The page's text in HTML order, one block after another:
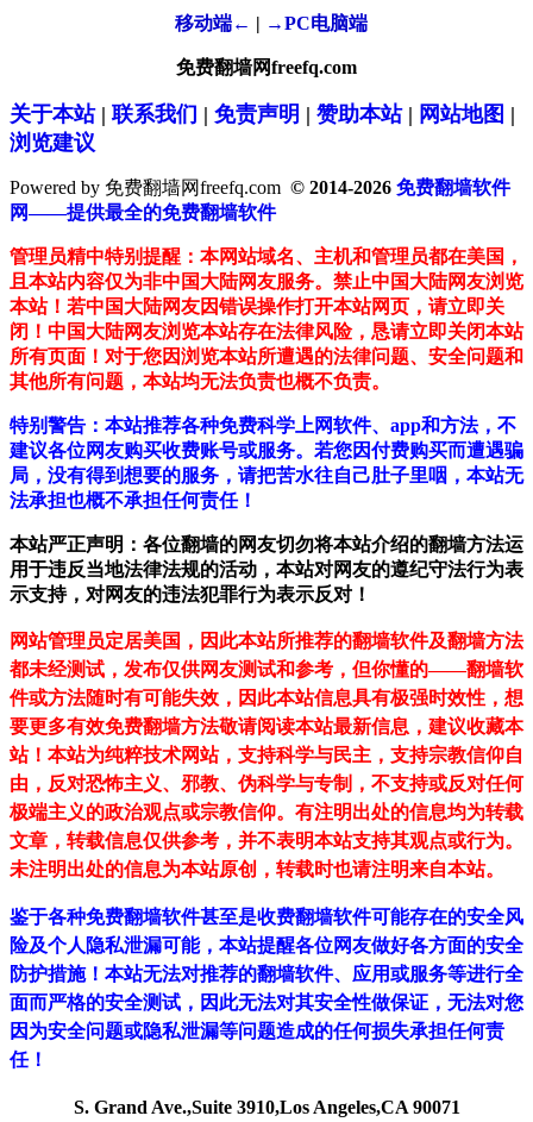
移动端← | →PC电脑端
免费翻墙网freefq.com
关于本站| 联系我们 | 免责声明 | 赞助本站| 网站地图 |
浏览建议
Powered by 免费翻墙网freefq.com © 2014-2026 免费翻墙软件
网——提供最全的免费翻墙软件
管理员精中特别提醒：本网站域名、主机和管理员都在美国，
且本站内容仅为非中国大陆网友服务。禁止中国大陆网友浏览
本站！若中国大陆网友因错误操作打开本站网页，请立即关
闭！中国大陆网友浏览本站存在法律风险，恳请立即关闭本站
所有页面！对于您因浏览本站所遭遇的法律问题、安全问题和
其他所有问题，本站均无法负责也概不负责。
特别警告：本站推荐各种免费科学上网软件、app和方法，不
建议各位网友购买收费账号或服务。若您因付费购买而遭遇骗
局，没有得到想要的服务，请把苦水往自己肚子里咽，本站无
法承担也概不承担任何责任！
本站严正声明：各位翻墙的网友切勿将本站介绍的翻墙方法运
用于违反当地法律法规的活动，本站对网友的遵纪守法行为表
示支持，对网友的违法犯罪行为表示反对！
网站管理员定居美国，因此本站所推荐的翻墙软件及翻墙方法
都未经测试，发布仅供网友测试和参考，但你懂的——翻墙软
件或方法随时有可能失效，因此本站信息具有极强时效性，想
要更多有效免费翻墙方法敬请阅读本站最新信息，建议收藏本
站！ 本站为纯粹技术网站，支持科学与民主，支持宗教信仰自
由，反对恐怖主义、邪教、伪科学与专制，不支持或反对任何
极端主义的政治观点或宗教信仰。有注明出处的信息均为转载
文章，转载信息仅供参考，并不表明本站支持其观点或行为。
未注明出处的信息为本站原创，转载时也请注明来自本站。
鉴于各种免费翻墙软件甚至是收费翻墙软件可能存在的安全风
险及个人隐私泄漏可能，本站提醒各位网友做好各方面的安全
防护措施！本站无法对推荐的翻墙软件、应用或服务等进行全
面而严格的安全测试，因此无法对其安全性做保证，无法对您
因为安全问题或隐私泄漏等问题造成的任何损失承担任何责
任！
S. Grand Ave.,Suite 3910,Los Angeles,CA 90071